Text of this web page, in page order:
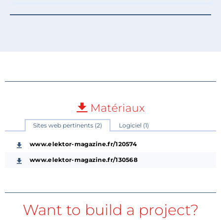
Matériaux
Sites web pertinents (2) Logiciel (1)
www.elektor-magazine.fr/120574
www.elektor-magazine.fr/130568
Want to build a project?